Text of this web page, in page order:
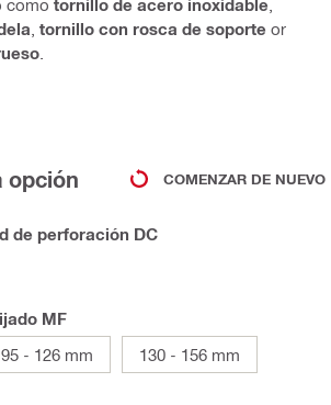
como tornillo de acero inoxidable
tornillo con rosca de soporte or
opción COMENZAR DE NUEVO
de perforación DC
MF
95 - 126 mm 130 - 156 mm